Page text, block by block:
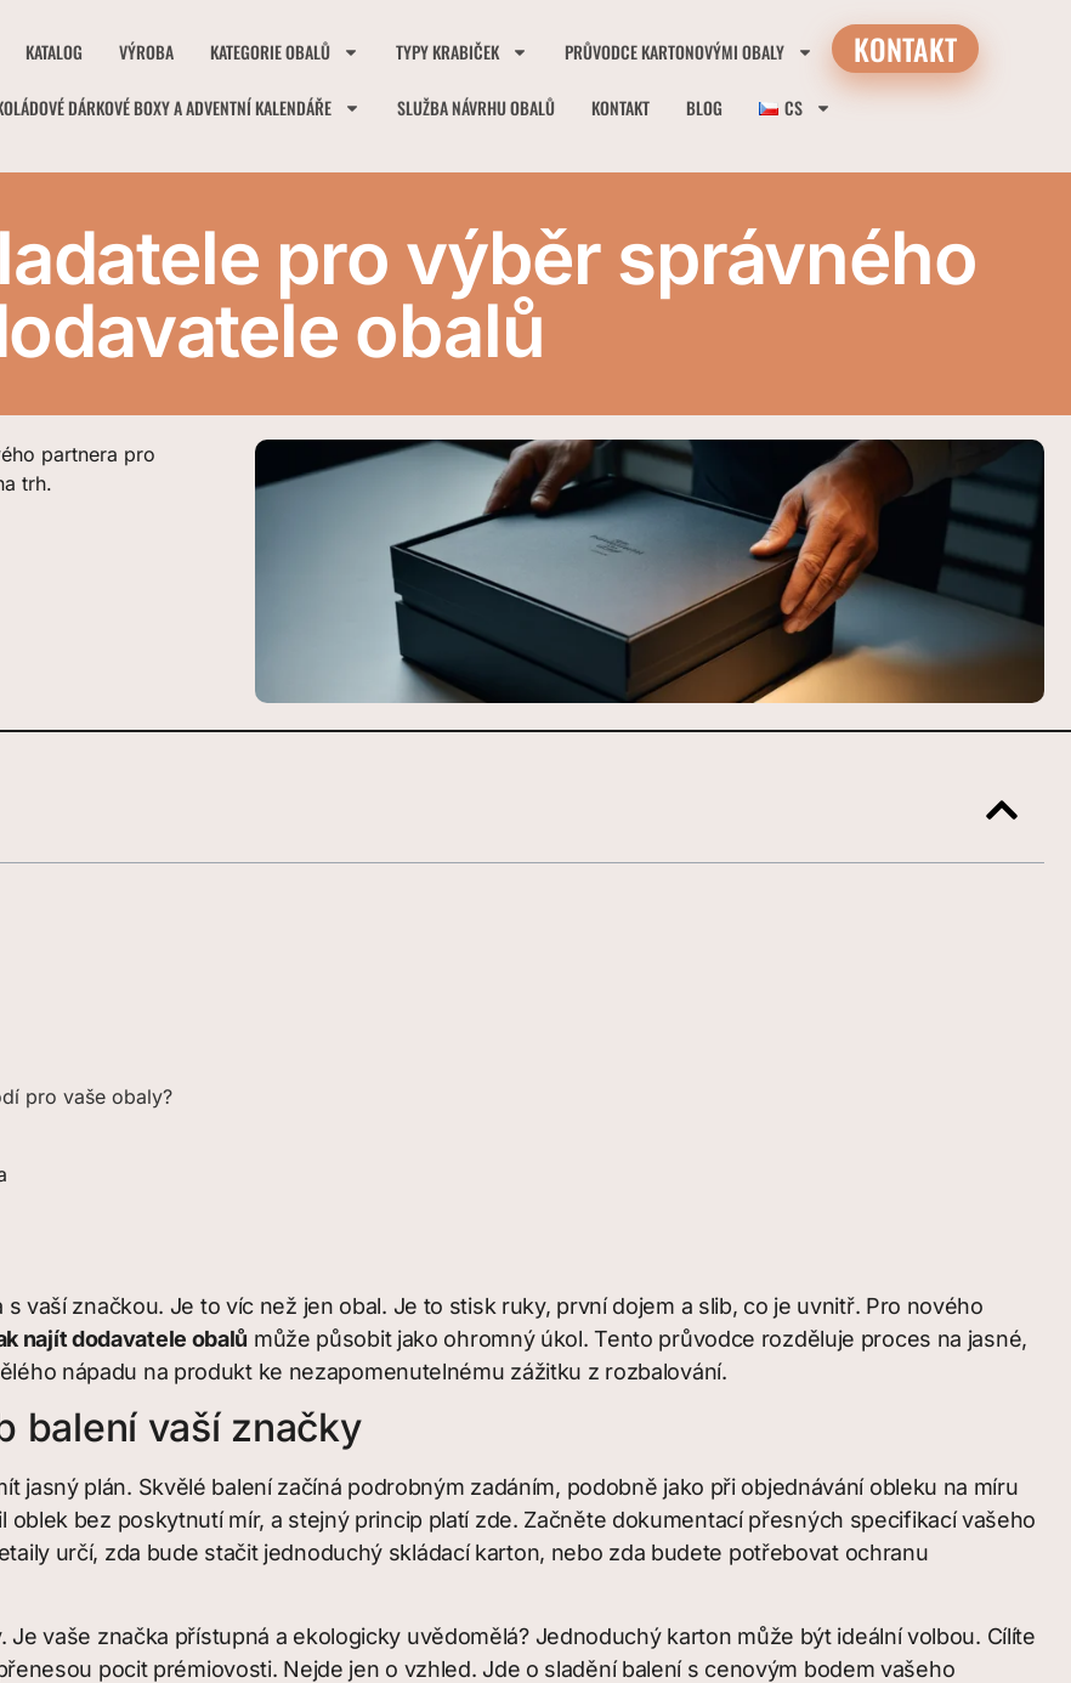
KATALOG VÝROBA KATEGORIE OBALŮ TYPY KRABIČEK PRŮVODCE KARTONOVÝMI OBALY
DÁRKOVÉ BOXY A ADVENTNÍ KALENDÁŘE SLUŽBA NÁVRHU OBALŮ KONTAKT BLOG CS
KONTAKT
pro výběr správného
obalů
partnera pro
trh.
pro vaše obaly?
vaší značkou. Je to víc než jen obal. Je to stisk ruky, první dojem a slib, co je uvnitř. Pro nového
najít dodavatele obalů může působit jako ohromný úkol. Tento průvodce rozděluje proces na jasné,
nápadu na produkt ke nezapomenutelnému zážitku z rozbalování.
balení vaší značky
jasný plán. Skvělé balení začíná podrobným zadáním, podobně jako při objednávání obleku na míru
bez poskytnutí mír, a stejný princip platí zde. Začněte dokumentací přesných specifikací vašeho
určí, zda bude stačit jednoduchý skládací karton, nebo zda budete potřebovat ochranu
vaše značka přístupná a ekologicky uvědomělá? Jednoduchý karton může být ideální volbou. Cílíte
pocit prémiovosti. Nejde jen o vzhled. Jde o sladění balení s cenovým bodem vašeho